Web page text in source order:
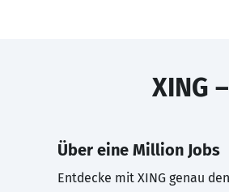
XING
Über eine Million Jobs
Entdecke mit XING genau